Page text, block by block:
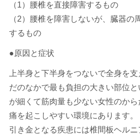
（1）腰椎を直接障害するもの
（2）腰椎を障害しないが、臓器の
するもの
●原因と症状
上半身と下半身をつないで全身を
だのなかで最も負担の大きい部位
が細くて筋肉量も少ない女性のか
痛を起こしやすい環境にあります。
引き金となる疾患には椎間板ヘル